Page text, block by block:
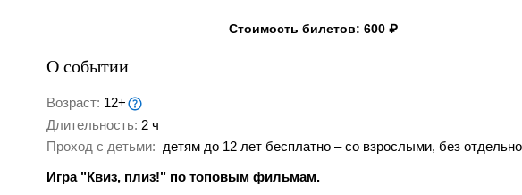
Стоимость билетов: 600 ₽
О событии
Возраст: 12+
Длительность: 2 ч
Проход с детьми: детям до 12 лет бесплатно – со взрослыми, без
Игра "Квиз, плиз!" по топовым фильмам.